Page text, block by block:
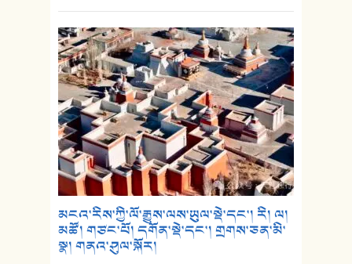
མངའ་རིས་ཀྱི་ལོ་རྒྱུས་ལས་ཡུལ་སྡེ་དང་། རི། ལ།
མཚོ། གཙང་པོ། དགོན་སྡེ་དང་། གྲགས་ཅན་མི་
སྣ། གནའ་ཤུལ་སྐོར།